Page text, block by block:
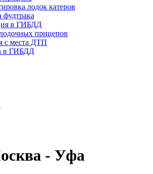
лодок катеров
фудтрака
в ГИБДД
прицепов
с места ДТП
в ГИБДД
- Уфа